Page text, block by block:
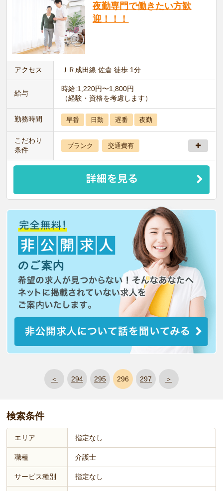
夜勤専門で働きたい方歓
迎！！！
アクセス ＪＲ成田線 佐倉 徒歩 1分
給与
時給:1,220円〜1,800円
（経験・資格を考慮します）
勤務時間 早番 日勤 遅番 夜勤
こだわり
条件
ブランク 交通費有
＜ 294 295 296 297 ＞
検索条件
エリア 指定なし
職種 介護士
サービス種別 指定なし